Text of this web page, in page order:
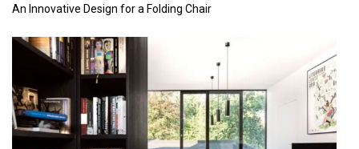
An Innovative Design for a Folding Chair